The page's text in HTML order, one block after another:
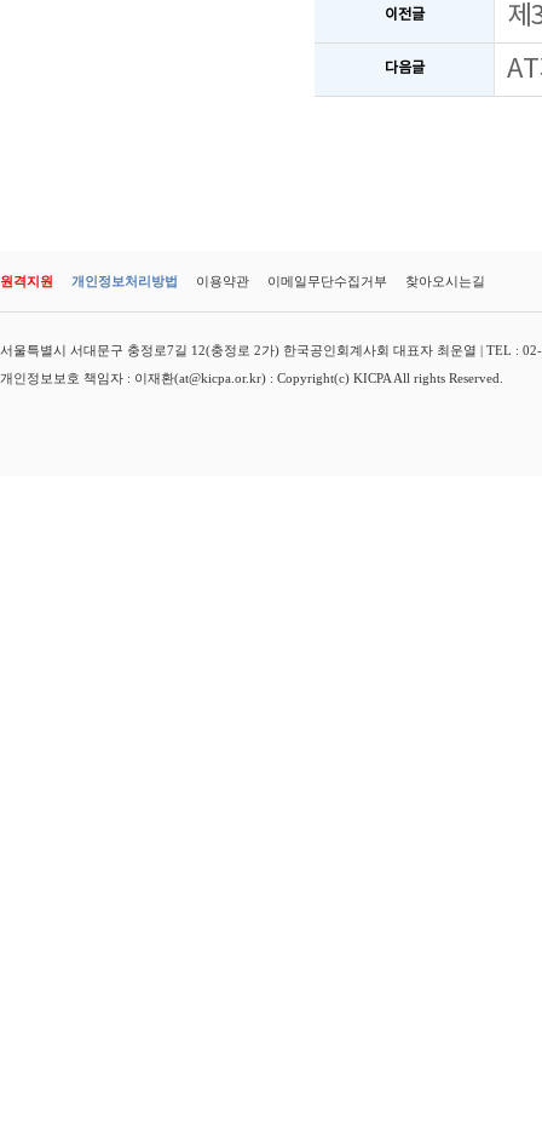
이전글 제
다음글
원격지원 개인정보처리방법 이용약관 이메일무단수집거부 찾아오시는길
서울특별시 서대문구 충정로7길 12(충정로 2가) 한국공인회계사회 대표자 최운열 | TEL :
개인정보보호 책임자 : 이재환(at@kicpa.or.kr) : Copyright(c) KICPA All rights Reserved.